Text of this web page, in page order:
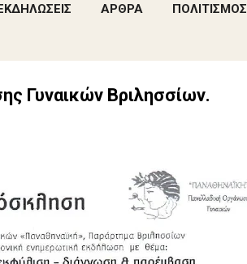
ΑΡΘΡΑ ΠΟΛΙΤΙΣΜΟΣ
Γυναικών Βριλησσίων.